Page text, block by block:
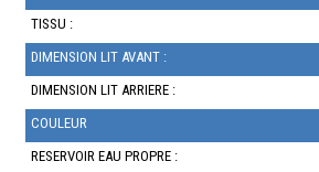
TISSU :
DIMENSION LIT AVANT :
DIMENSION LIT ARRIERE :
COULEUR
RESERVOIR EAU PROPRE :